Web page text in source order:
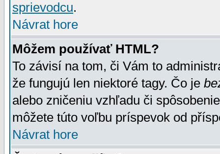
sprievodcu.
Návrat hore
Môžem používať HTML?
To závisí na tom, či Vám to
že fungujú len niektoré tagy. Čo je
alebo zničeniu vzhľadu či
môžete túto voľbu príspevok od
Návrat hore